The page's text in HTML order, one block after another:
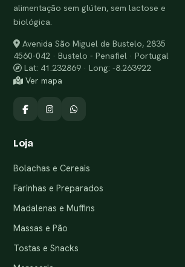
alimentação sem glúten, sem lactose e
biológica.
Avenida São Miguel de Bustelo, 2835
4560-042 · Bustelo - Penafiel · Portugal
Lat: 41.232869 · Long: -8.263922
Ver mapa
Loja
Bolachas e Cereais
Farinhas e Preparados
Madalenas e Muffins
Massas e Pão
Tostas e Snacks